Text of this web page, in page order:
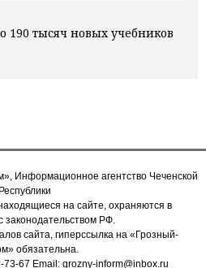
190 тысяч новых учебников
Информационное агентство Чеченской
Республики
на сайте, охраняются в
законодательством РФ.
сайта, гиперссылка на «Грозный-
обязательна.
73-67 Email: grozny-inform@inbox.ru